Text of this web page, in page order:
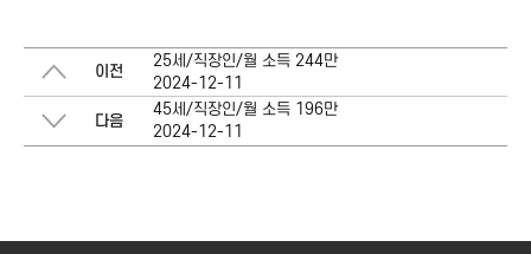
이전
25세/직장인/월 소득 244만
2024-12-11
다음
45세/직장인/월 소득 196만
2024-12-11